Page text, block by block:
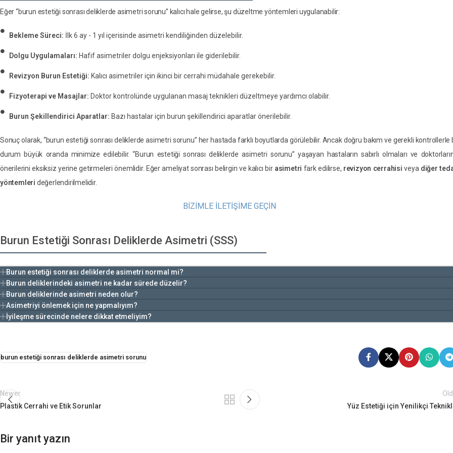
Eğer “burun estetiği sonrası deliklerde asimetri sorunu” kalıcı hale gelirse, şu düzeltme yöntemleri uygulanabilir:
Bekleme Süreci: İlk 6 ay - 1 yıl içerisinde asimetri kendiliğinden düzelebilir.
Dolgu Uygulamaları: Hafif asimetriler dolgu enjeksiyonları ile giderilebilir.
Revizyon Burun Estetiği: Kalıcı asimetriler için ikinci bir cerrahi müdahale gerekebilir.
Fizyoterapi ve Masajlar: Doktor kontrolünde uygulanan masaj teknikleri düzeltmeye yardımcı olabilir.
Burun Şekillendirici Aparatlar: Bazı hastalar için burun şekillendirici aparatlar önerilebilir.
Sonuç olarak, “burun estetiği sonrası deliklerde asimetri sorunu” her hastada farklı boyutlarda görülebilir. Ancak doğru bakım ve gerekli kontrollerle
durum büyük oranda minimize edilebilir. “Burun estetiği sonrası deliklerde asimetri sorunu” yaşayan hastaların sabırlı olmaları ve
önerilerini eksiksiz yerine getirmeleri önemlidir. Eğer ameliyat sonrası belirgin ve kalıcı bir asimetri fark edilirse, revizyon cerrahisi veya diğer
yöntemleri değerlendirilmelidir.
BİZİMLE İLETİŞİME GEÇİN
Burun Estetiği Sonrası Deliklerde Asimetri (SSS)
Burun estetiği sonrası deliklerde asimetri normal mi?
Burun deliklerindeki asimetri ne kadar sürede düzelir?
Burun deliklerinde asimetri neden olur?
Asimetriyi önlemek için ne yapmalıyım?
İyileşme sürecinde nelere dikkat etmeliyim?
burun estetiği sonrası deliklerde asimetri sorunu
Newer
Plastik Cerrahi ve Etik Sorunlar
Yüz Estetiği için Yenilikçi
Bir yanıt yazın